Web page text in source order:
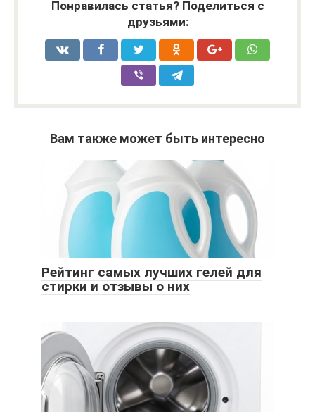
Понравилась статья? Поделиться с
друзьями:
Вам также может быть интересно
Рейтинг самых лучших гелей для
стирки и отзывы о них